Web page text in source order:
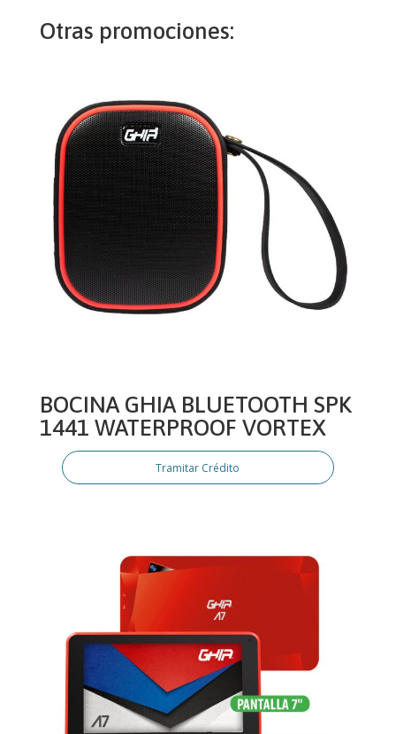
Otras promociones:
BOCINA GHIA BLUETOOTH SPK
1441 WATERPROOF VORTEX
Tramitar Crédito